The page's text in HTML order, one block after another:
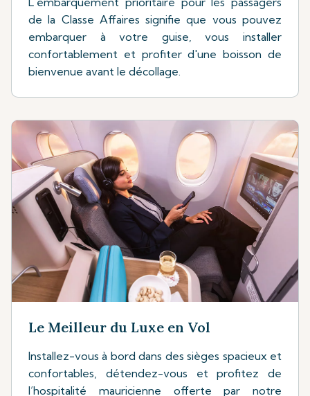
de la Classe Affaires signifie que vous pouvez
embarquer à votre guise, vous installer
confortablement et profiter d'une boisson de
bienvenue avant le décollage.
Le Meilleur du Luxe en Vol
Installez-vous à bord dans des sièges spacieux et
confortables, détendez-vous et profitez de
l’hospitalité mauricienne offerte par notre